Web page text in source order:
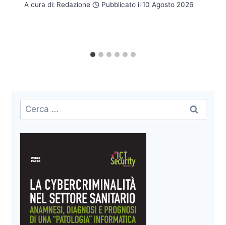
A cura di: Redazione Pubblicato il10 Agosto 2026
Ricerca
per: